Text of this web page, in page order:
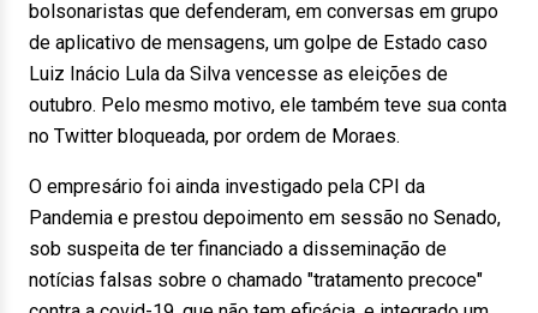
bolsonaristas que defenderam, em conversas em grupo
de aplicativo de mensagens, um golpe de Estado caso
Luiz Inácio Lula da Silva vencesse as eleições de
outubro. Pelo mesmo motivo, ele também teve sua conta
no Twitter bloqueada, por ordem de Moraes.
O empresário foi ainda investigado pela CPI da
Pandemia e prestou depoimento em sessão no Senado,
sob suspeita de ter financiado a disseminação de
notícias falsas sobre o chamado "tratamento precoce"